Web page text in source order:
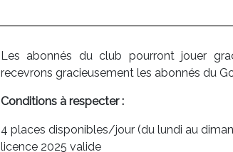
Les abonnés du club pourront jouer
recevrons gracieusement les abonnés du
Conditions à respecter :
4 places disponibles/jour (du lundi au
licence 2025 valide